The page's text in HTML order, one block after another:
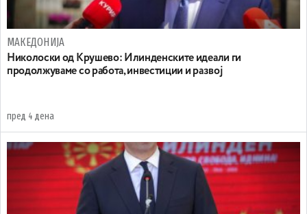
МАКЕДОНИЈА
Николоски од Крушево: Илинденските идеали ги
продолжуваме со работа, инвестиции и развој
пред 4 дена